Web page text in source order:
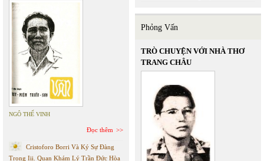
NGÔ THẾ VINH
Đọc thêm
Cristoforo Borri Và Ký Sự Đàng
Trong Iii. Quan Khám Lý Trần Đức Hòa
Phỏng Vấn
TRÒ CHUYỆN VỚI NHÀ THƠ
TRANG CHÂU